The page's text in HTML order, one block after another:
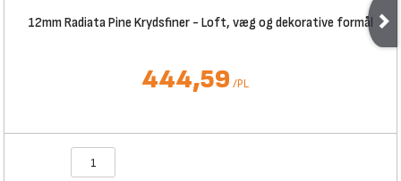
12mm Radiata Pine Krydsfiner - Loft, væg og dekorative formål
444,59 /PL